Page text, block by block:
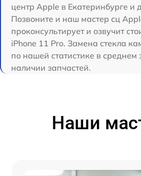
центр Apple в Екатеринбурге и
Позвоните и наш мастер сц
проконсультирует и озвучит
iPhone 11 Pro. Замена стекла
по нашей статистике в
наличии запчастей.
Наши